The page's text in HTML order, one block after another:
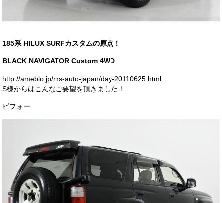
お問い合わせ
185系 HILUX SURFカスタムの原点！
BLACK NAVIGATOR Custom 4WD
http://ameblo.jp/ms-auto-japan/day-20110625.html
S様からはこんなご要望を頂きました！
ビフォー